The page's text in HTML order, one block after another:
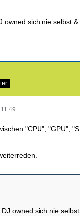
owned sich nie selbst
"CPU", "GPU",
owned sich nie